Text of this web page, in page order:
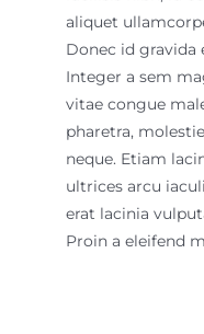
aliquet
Donec id gravida
Integer a sem
vitae congue
pharetra,
neque. Etiam
ultrices arcu
erat lacinia
Proin a eleifend